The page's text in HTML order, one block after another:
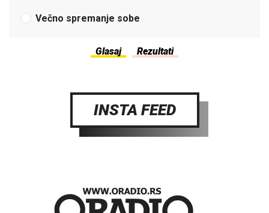
Večno spremanje sobe
INSTA FEED